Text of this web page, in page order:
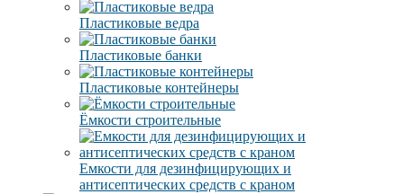
Пластиковые ведра
Пластиковые банки
Пластиковые контейнеры
Ёмкости строительные
Емкости для дезинфицирующих и
антисептических средств с краном